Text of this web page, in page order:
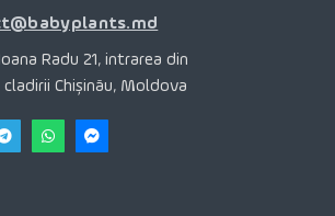
Radu 21, intrarea din
Chișinău, Moldova